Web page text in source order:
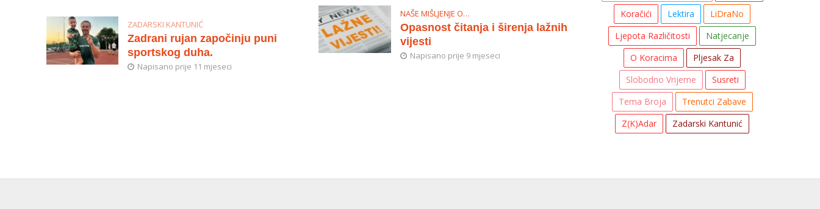
ZADARSKI KANTUNIĆ
Zadrani rujan započinju puni
sportskog duha.
Napisano prije 11 mjeseci
NAŠE MIŠLJENJE O…
Opasnost čitanja i širenja lažnih
vijesti
Napisano prije 9 mjeseci
Koračići
Lektira
LiDraNo
Ljepota Različitosti
Natjecanje
O Koracima
Pljesak Za
Slobodno Vrijeme
Susreti
Tema Broja
Trenutci Zabave
Z(K)adar
Zadarski Kantunić